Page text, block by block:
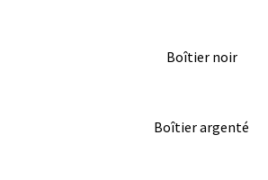
Boîtier noir
Boîtier argenté